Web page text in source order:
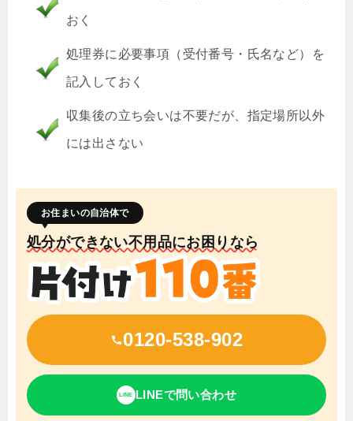
おく
処理券に必要事項（受付番号・氏名など）を
記入しておく
収集後の立ち会いは不要だが、指定場所以外
には出さない
お住まいの自治体で
処分ができない不用品にお困りなら
0120-538-902
LINE LINEで問い合わせ